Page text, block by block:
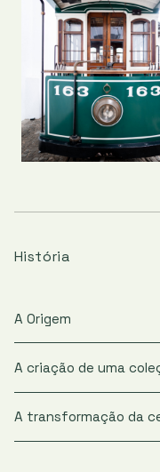
História
A Origem
A criação de uma
A transformação da